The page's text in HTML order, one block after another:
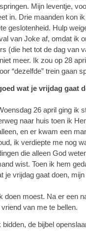
Mijn leventje,
in. Drie maanden kon
geslotenheid. Hulp
van Joke af, omdat ik
(die het tot de dag van
meer. Ik zou op 28
“dezelfde” trein gaan
wat je vrijdag gaat
26 april ging ik
naar huis toen ik
en er kwam een
ik verdiepte me nog
die alleen God
wist. Toen ik hem
je vrijdag gaat doen,
doen moest. Na er een
van me te bellen.
de bijbel